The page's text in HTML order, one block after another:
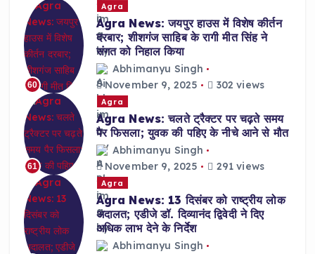
60
Agra
Agra News: जयपुर हाउस में विशेष कीर्तन
दरबार; शीशगंज साहिब के रागी मीत सिंह ने
संगत को निहाल किया
Abhimanyu Singh
November 9, 2025
302 views
61
Agra
Agra News: चलते ट्रैक्टर पर चढ़ते समय
पैर फिसला; युवक की पहिए के नीचे आने से मौत
Abhimanyu Singh
November 9, 2025
291 views
Agra
Agra News: 13 दिसंबर को राष्ट्रीय लोक
अदालत; एडीजे डॉ. दिव्यानंद द्विवेदी ने दिए
अधिक लाभ देने के निर्देश
Abhimanyu Singh